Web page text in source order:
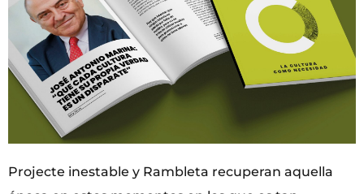
Projecte inestable y Rambleta recuperan aquella